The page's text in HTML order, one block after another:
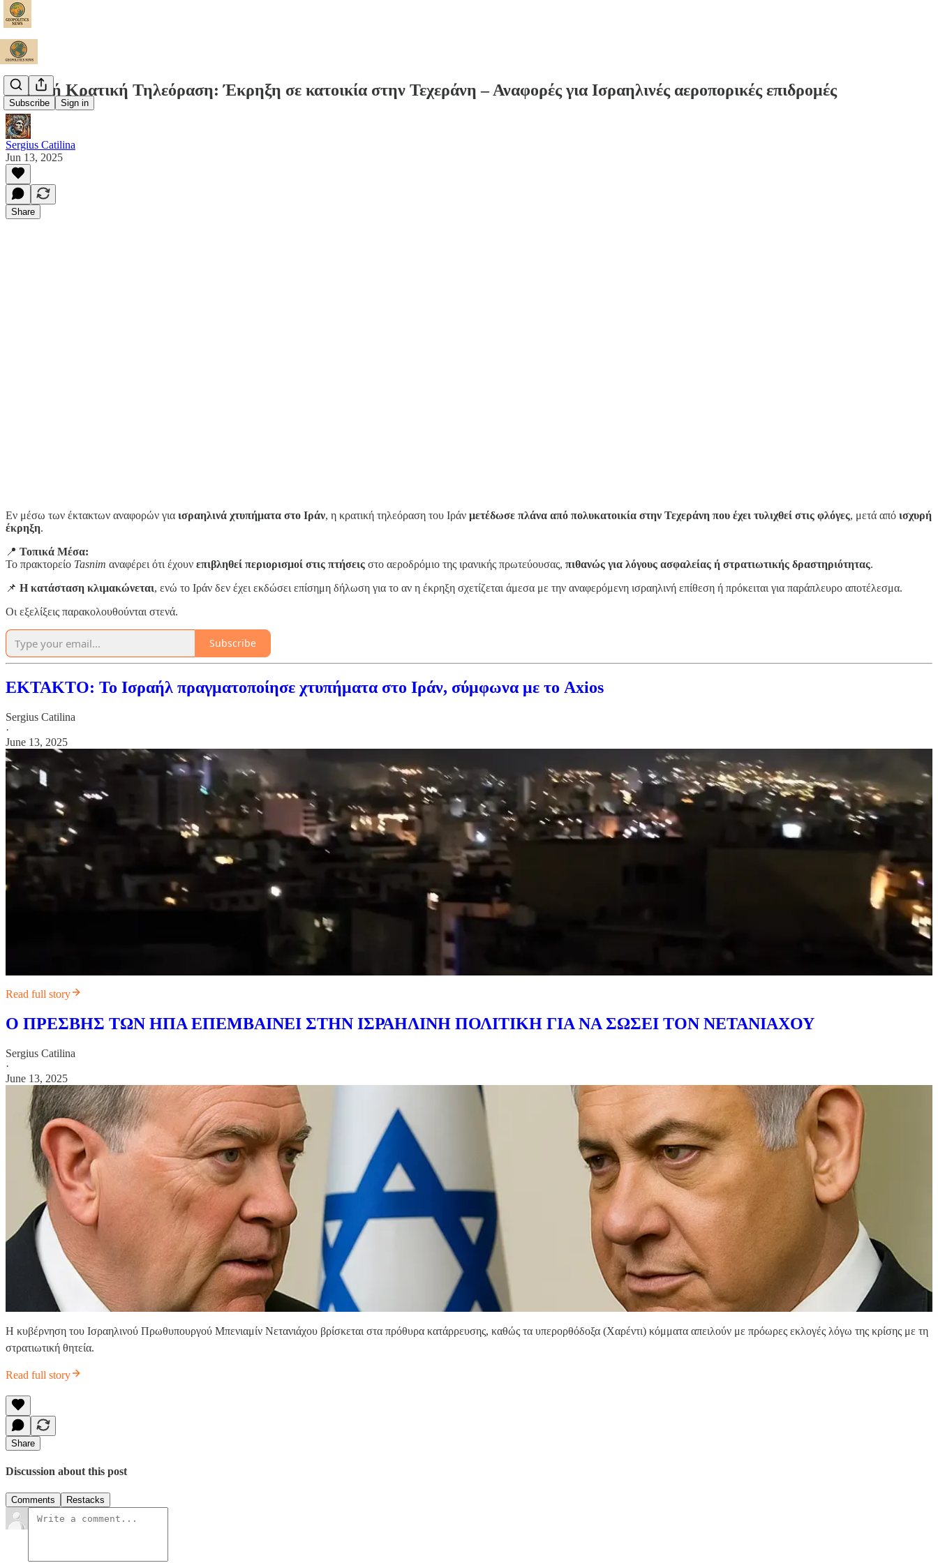
Subscribe Sign in
Iρανική Κρατική Τηλεόραση: Έκρηξη σε κατοικία στην Τεχεράνη – Αναφορές για Ισραηλινές αεροπορικές επιδρομές
Sergius Catilina
Jun 13, 2025
Share
Εν μέσω των έκτακτων αναφορών για ισραηλινά χτυπήματα στο Ιράν, η κρατική τηλεόραση του Ιράν μετέδωσε πλάνα από πολυκατοικία στην Τεχεράνη που έχει τυλιχθεί στις φλόγες, μετά από ισχυρή
έκρηξη.
📍 Τοπικά Μέσα:
Το πρακτορείο Tasnim αναφέρει ότι έχουν επιβληθεί περιορισμοί στις πτήσεις στο αεροδρόμιο της ιρανικής πρωτεύουσας, πιθανώς για λόγους ασφαλείας ή στρατιωτικής δραστηριότητας.
📌 Η κατάσταση κλιμακώνεται, ενώ το Ιράν δεν έχει εκδώσει επίσημη δήλωση για το αν η έκρηξη σχετίζεται άμεσα με την αναφερόμενη ισραηλινή επίθεση ή πρόκειται για παράπλευρο αποτέλεσμα.
Οι εξελίξεις παρακολουθούνται στενά.
Subscribe
ΕΚΤΑΚΤΟ: Το Ισραήλ πραγματοποίησε χτυπήματα στο Ιράν, σύμφωνα με το Axios
Sergius Catilina
·
June 13, 2025
Read full story
Ο ΠΡΕΣΒΗΣ ΤΩΝ ΗΠΑ ΕΠΕΜΒΑΙΝΕΙ ΣΤΗΝ ΙΣΡΑΗΛΙΝΗ ΠΟΛΙΤΙΚΗ ΓΙΑ ΝΑ ΣΩΣΕΙ ΤΟΝ ΝΕΤΑΝΙΑΧΟΥ
Sergius Catilina
·
June 13, 2025
Η κυβέρνηση του Ισραηλινού Πρωθυπουργού Μπενιαμίν Νετανιάχου βρίσκεται στα πρόθυρα κατάρρευσης, καθώς τα υπερορθόδοξα (Χαρέντι) κόμματα απειλούν με πρόωρες εκλογές λόγω της κρίσης με τη
στρατιωτική θητεία.
Read full story
Share
Discussion about this post
Comments Restacks